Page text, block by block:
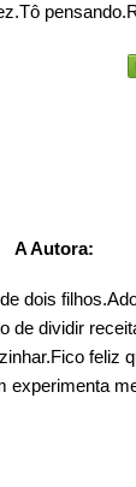
A Autora:
dois
de dividir
feliz
experimenta